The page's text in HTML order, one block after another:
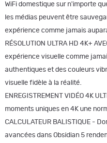
WiFi domestique sur n'importe
les médias peuvent être
expérience comme jamais
RÉSOLUTION ULTRA HD 4K+
expérience visuelle comme
authentiques et des couleurs
visuelle fidèle à la réalité.
ENREGISTREMENT VIDÉO 4K
moments uniques en 4K une
CALCULATEUR BALISTIQUE -
avancées dans Obsidian 5